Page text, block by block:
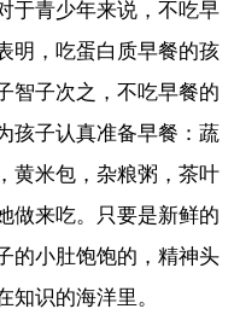
于青少年来说，不吃早
明，吃蛋白质早餐的孩
智子次之，不吃早餐的
孩子认真准备早餐：蔬
黄米包，杂粮粥，茶叶
做来吃。只要是新鲜的
的小肚饱饱的，精神头
知识的海洋里。